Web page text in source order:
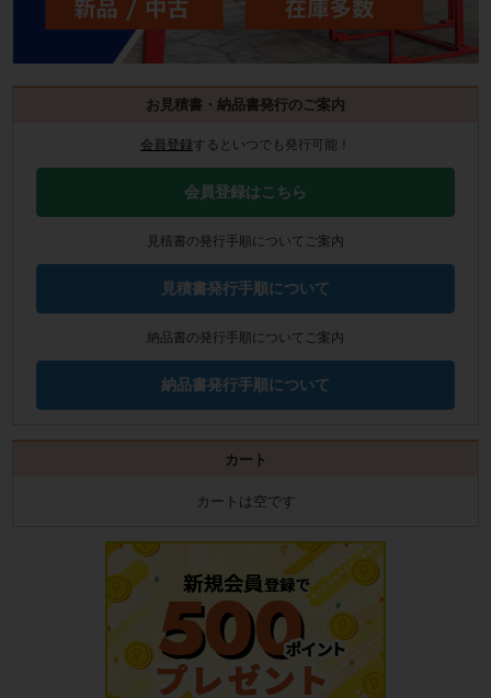
お見積書・納品書発行のご案内
会員登録するといつでも発行可能！
会員登録はこちら
見積書の発行手順についてご案内
見積書発行手順について
納品書の発行手順についてご案内
納品書発行手順について
カート
カートは空です